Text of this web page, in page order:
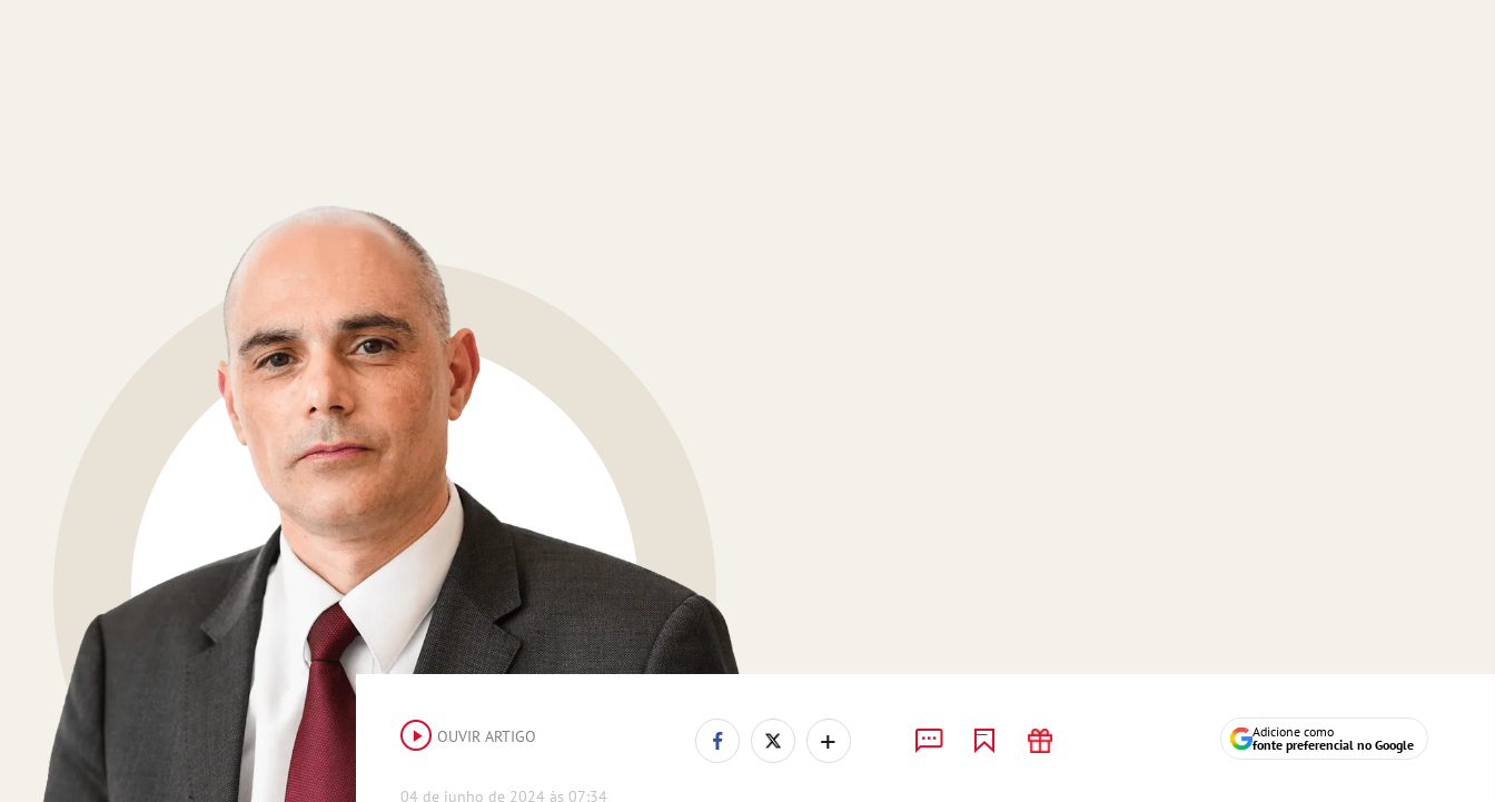
OUVIR ARTIGO
Adicione como
fonte preferencial no Google
+
04 de junho de 2024 às 07:34